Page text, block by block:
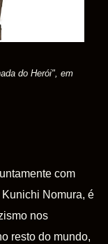
do Herói", em
com
Nomura, é
nos
resto do mundo,